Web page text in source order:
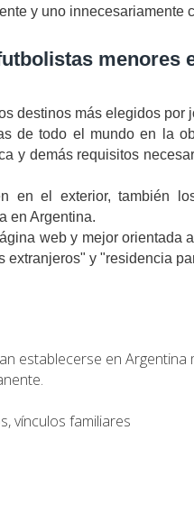
y uno
menores
destinos más elegidos
de todo el mundo en la
y demás requisitos
en el exterior, también
en Argentina.
web y mejor
y "residencia
establecerse en Argentina
vínculos familiares